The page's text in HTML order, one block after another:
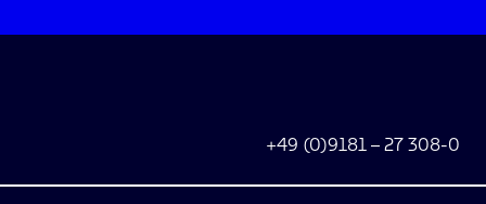
+49 (0)9181 – 27 308-0